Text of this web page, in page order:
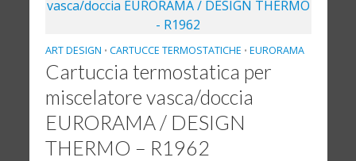
ART DESIGN • CARTUCCE TERMOSTATICHE • EURORAMA
Cartuccia termostatica per
miscelatore vasca/doccia
EURORAMA / DESIGN
THERMO – R1962